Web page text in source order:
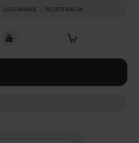
LOGOWANIE REJESTRACJA